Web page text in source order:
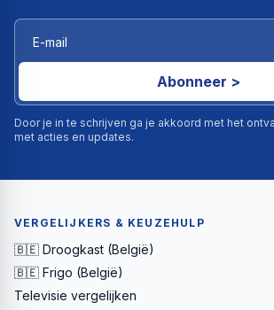
Abonneer >
Door je in te schrijven ga je akkoord met het
met acties en updates.
VERGELIJKERS & KEUZEHULP
🇧🇪 Droogkast (België)
🇧🇪 Frigo (België)
Televisie vergelijken